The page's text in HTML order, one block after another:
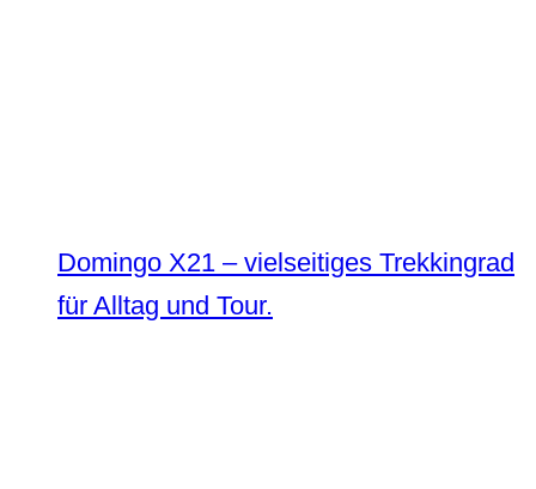
Domingo X21 – vielseitiges Trekkingrad
für Alltag und Tour.